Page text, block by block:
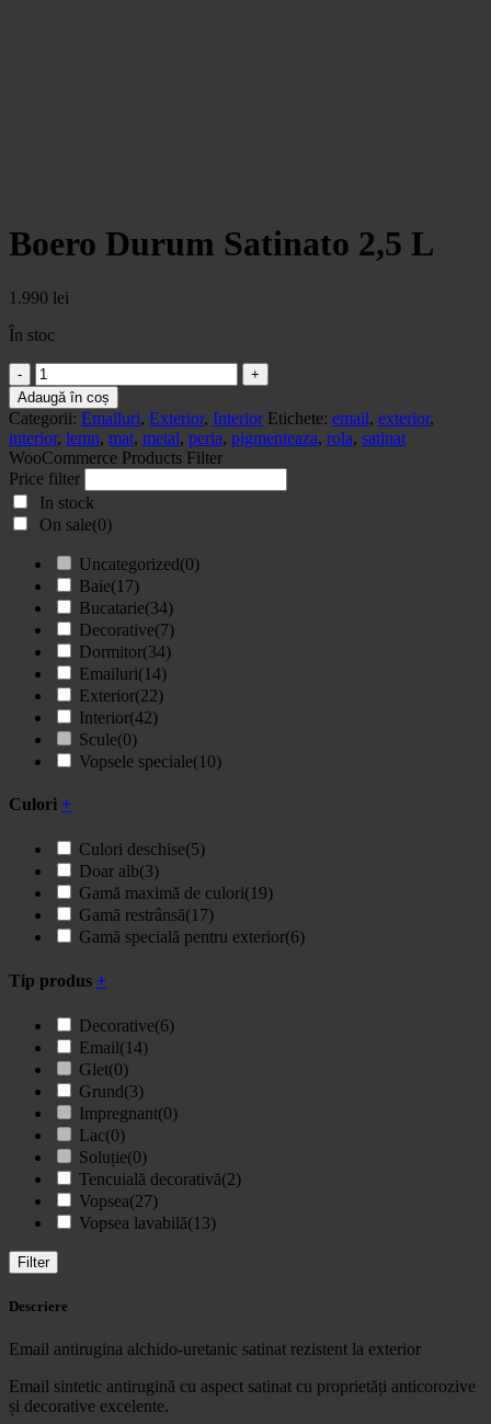
Boero Durum Satinato 2,5 L
1.990 lei
În stoc
Cantitate
Boero
Durum
Satinato
2,5
L
Adaugă în coș
Categorii: Emailuri, Exterior, Interior Etichete: email, exterior,
interior, lemn, mat, metal, peria, pigmenteaza, rola, satinat
WooCommerce Products Filter
Price filter
In stock
On sale(0)
Uncategorized(0)
Baie(17)
Bucatarie(34)
Decorative(7)
Dormitor(34)
Emailuri(14)
Exterior(22)
Interior(42)
Scule(0)
Vopsele speciale(10)
Culori +
Culori deschise(5)
Doar alb(3)
Gamă maximă de culori(19)
Gamă restrânsă(17)
Gamă specială pentru exterior(6)
Tip produs +
Decorative(6)
Email(14)
Glet(0)
Grund(3)
Impregnant(0)
Lac(0)
Soluție(0)
Tencuială decorativă(2)
Vopsea(27)
Vopsea lavabilă(13)
Filter
Descriere
Email antirugina alchido-uretanic satinat rezistent la exterior
Email sintetic antirugină cu aspect satinat cu proprietăți anticorozive
și decorative excelente.